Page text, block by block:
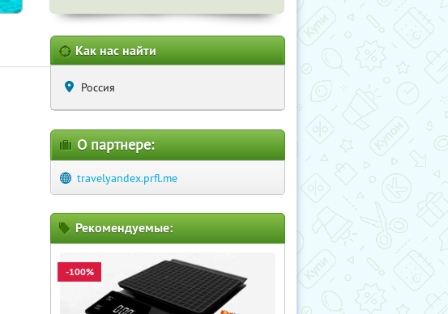
Как нас найти
Россия
О партнере:
travelyandex.prfl.me
Рекомендуемые:
-100%